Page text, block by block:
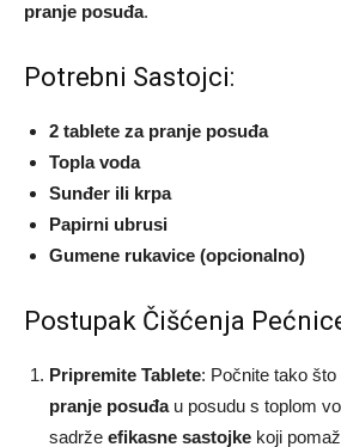
pranje posuđa.
Potrebni Sastojci:
2 tablete za pranje posuđa
Topla voda
Sunđer ili krpa
Papirni ubrusi
Gumene rukavice (opcionalno)
Postupak Čišćenja
Pripremite Tablete: Počnite tako
pranje posuđau posudu s toplom
sadrže efikasne sastojke koji